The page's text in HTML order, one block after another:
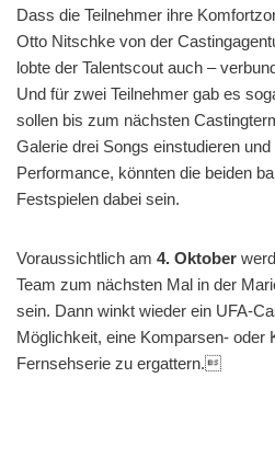
Dass die Teilnehmer ihre
Otto Nitschke von der
lobte der Talentscout auch –
Und für zwei Teilnehmer gab es
sollen bis zum nächsten
Galerie drei Songs einstudieren
Performance, könnten die beiden
Festspielen dabei sein.
Voraussichtlich am 4. Oktober
Team zum nächsten Mal in der
sein. Dann winkt wieder ein UFA-
Möglichkeit, eine Komparsen- oder
Fernsehserie zu ergattern.